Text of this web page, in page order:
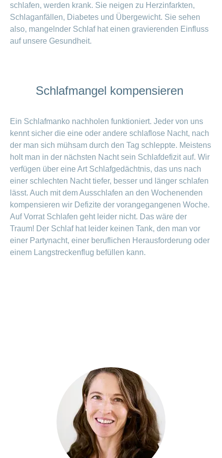
schlafen, werden krank. Sie neigen zu Herzinfarkten,
Schlaganfällen, Diabetes und Über­gewicht. Sie sehen
also, mangelnder Schlaf hat einen gravierenden Einfluss
auf unsere Gesundheit.
Schlafmangel kompensieren
Ein Schlafmanko nachholen funktioniert. Jeder von uns
kennt sicher die eine oder andere schlaflose Nacht, nach
der man sich mühsam durch den Tag schleppte. Meistens
holt man in der nächsten Nacht sein Schlafdefizit auf. Wir
verfügen über eine Art Schlafgedächtnis, das uns nach
einer schlechten Nacht tiefer, besser und länger schlafen
lässt. Auch mit dem Ausschlafen an den Wochenenden
kompensieren wir Defizite der vorangegangenen Woche.
Auf Vorrat Schlafen geht leider nicht. Das wäre der
Traum! Der Schlaf hat leider keinen Tank, den man vor
einer Partynacht, einer beruflichen Herausforderung oder
einem Langstreckenflug befüllen kann.